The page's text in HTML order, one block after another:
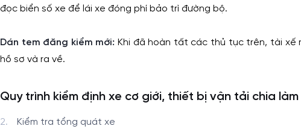
đọc biển số xe để lái xe đóng phí bảo trì đường bộ.
Dán tem đăng kiểm mới: Khi đã hoàn tất các thủ tục trên, tài xế
hồ sơ và ra về.
Quy trình kiểm định xe cơ giới, thiết bị vận tải chia
Kiểm tra tổng quát xe